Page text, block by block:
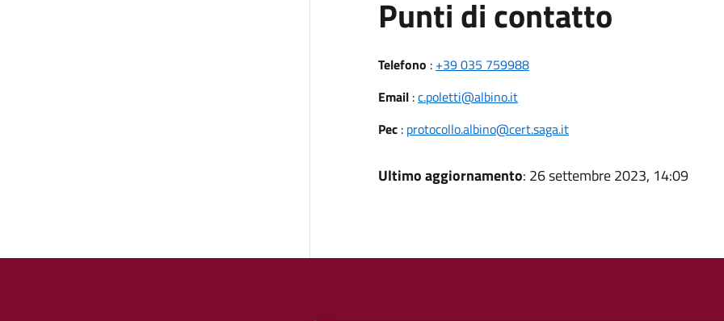
Punti di contatto
Telefono : +39 035 759988
Email:c.poletti@albino.it
Pec: protocollo.albino@cert.saga.it
Ultimo aggiornamento: 26 settembre 2023, 14:09